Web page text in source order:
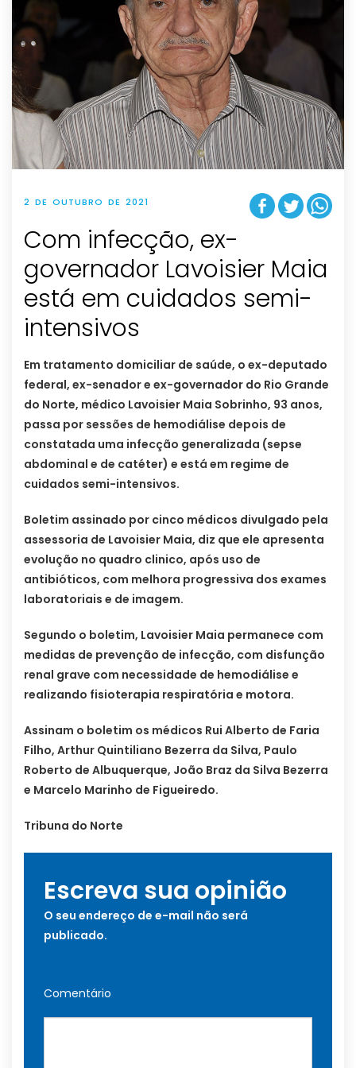
2 DE OUTUBRO DE 2021
Com infecção, ex-
governador Lavoisier Maia
está em cuidados semi-
intensivos
Em tratamento domiciliar de saúde, o ex-deputado
federal, ex-senador e ex-governador do Rio Grande
do Norte, médico Lavoisier Maia Sobrinho, 93 anos,
passa por sessões de hemodiálise depois de
constatada uma infecção generalizada (sepse
abdominal e de catéter) e está em regime de
cuidados semi-intensivos.
Boletim assinado por cinco médicos divulgado pela
assessoria de Lavoisier Maia, diz que ele apresenta
evolução no quadro clinico, após uso de
antibióticos, com melhora progressiva dos exames
laboratoriais e de imagem.
Segundo o boletim, Lavoisier Maia permanece com
medidas de prevenção de infecção, com disfunção
renal grave com necessidade de hemodiálise e
realizando fisioterapia respiratória e motora.
Assinam o boletim os médicos Rui Alberto de Faria
Filho, Arthur Quintiliano Bezerra da Silva, Paulo
Roberto de Albuquerque, João Braz da Silva Bezerra
e Marcelo Marinho de Figueiredo.
Tribuna do Norte
Escreva sua opinião
O seu endereço de e-mail não será
publicado.
Comentário